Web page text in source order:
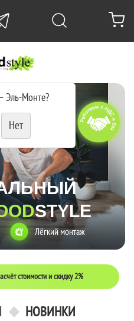
Эль-Монте?
STYLE
Лёгкий монтаж
стоимости и скидку 2%
НОВИНКИ